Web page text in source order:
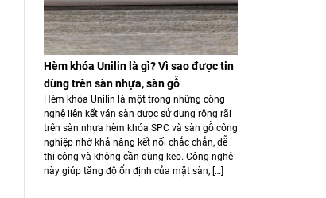
Hèm khóa Unilin là gì? Vì sao được tin
dùng trên sàn nhựa, sàn gỗ
Hèm khóa Unilin là một trong những công
nghệ liên kết ván sàn được sử dụng rộng rãi
trên sàn nhựa hèm khóa SPC và sàn gỗ công
nghiệp nhờ khả năng kết nối chắc chắn, dễ
thi công và không cần dùng keo. Công nghệ
này giúp tăng độ ổn định của mặt sàn, […]